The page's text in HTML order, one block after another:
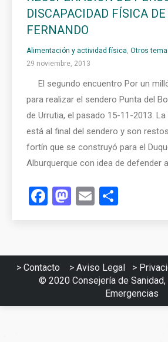
DISCAPACIDAD FÍSICA
FERNANDO
Alimentación y actividad física, Otros
29 noviembre, 2013
El segundo encuentro Por un
para realizar el sendero Punta del
de Urrutia, el pasado 15-11-2013. La
está al final del sendero y son
fortín que se construyó para el
Alburquerque con idea de defender
Facebook
Mastodon
Email
> Contacto > Aviso Legal >
© 2020 Consejería de
Emergencias